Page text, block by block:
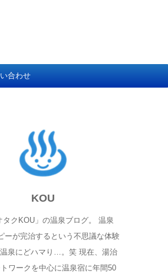
合わせ
KOU
タクKOU」の温泉ブログ。 温泉
ーが完治するという不思議な体験
泉にどハマり…。笑 現在、湯治
ワークを中心に温泉宿に年間50